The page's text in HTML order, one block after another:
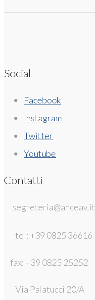
Social
Facebook
Instagram
Twitter
Youtube
Contatti
segreteria@anceav.it
tel: +39 0825 36616
fax: +39 0825 25252
Via Palatucci 20/A